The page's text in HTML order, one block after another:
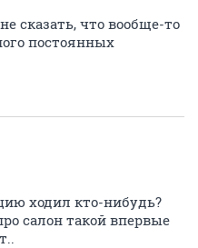
сказать, что вообще-то
постоянных
ходил кто-нибудь?
салон такой впервые